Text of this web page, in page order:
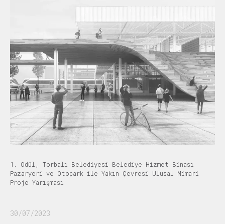
1. Ödül, Torbalı Belediyesi Belediye Hizmet Binası
Pazaryeri ve Otopark ile Yakın Çevresi Ulusal Mimari
Proje Yarışması
30/07/2023